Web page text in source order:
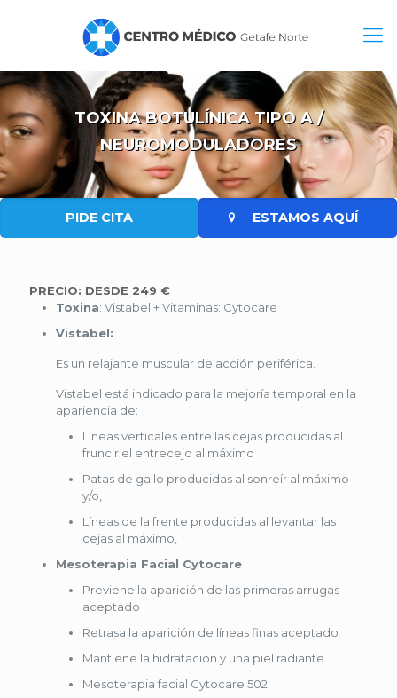
TOXINA BOTULÍNICA TIPO A /
NEUROMODULADORES
PIDE CITA ESTAMOS AQUÍ
PRECIO: DESDE 249 €
Toxina: Vistabel + Vitaminas: Cytocare
Vistabel:
Es un relajante muscular de acción periférica.
Vistabel está indicado para la mejoría temporal en la
apariencia de:
Líneas verticales entre las cejas producidas al
fruncir el entrecejo al máximo
Patas de gallo producidas al sonreír al máximo
y/o,
Líneas de la frente producidas al levantar las
cejas al máximo,
Mesoterapia Facial Cytocare
Previene la aparición de las primeras arrugas
aceptado
Retrasa la aparición de líneas finas aceptado
Mantiene la hidratación y una piel radiante
Mesoterapia facial Cytocare 502